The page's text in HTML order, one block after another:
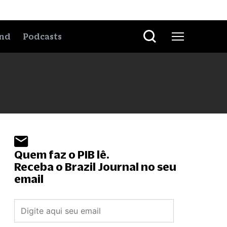
Podcasts
Quem faz o PIB lê.
Receba o Brazil Journal no seu
email